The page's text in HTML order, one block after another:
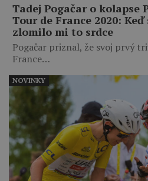
Tadej Pogačar o kolapse
Tour de France 2020:
zlomilo mi to srdce
Pogačar priznal, že svoj prvý
France…
NOVINKY